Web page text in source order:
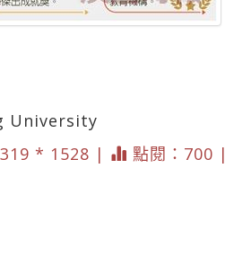
University
* 1528 |
點閱：700 |